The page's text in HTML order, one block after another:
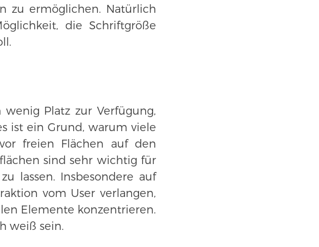
zu ermöglichen. Natürlich
die Schriftgröße
Platz zur Verfügung,
ist ein Grund, warum viele
freien Flächen auf den
sind sehr wichtig für
lassen. Insbesondere auf
vom User verlangen,
Elemente konzentrieren.
weiß sein.